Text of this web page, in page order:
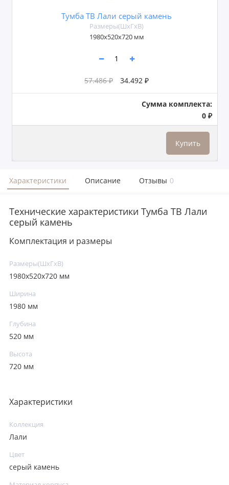
Тумба ТВ Лали серый камень
Размеры(ШxГxВ)
1980х520х720 мм
57.486 ₽ 34.492 ₽
Сумма комплекта:
0 ₽
Купить
Характеристики Описание Отзывы 0
Технические характеристики Тумба ТВ Лали
серый камень
Комплектация и размеры
Размеры(ШxГxВ)
1980х520х720 мм
Ширина
1980 мм
Глубина
520 мм
Высота
720 мм
Характеристики
Коллекция
Лали
Цвет
серый камень